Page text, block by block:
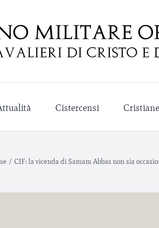
Cistercensi
/ CIF: la vicenda di Samam Abbas non sia